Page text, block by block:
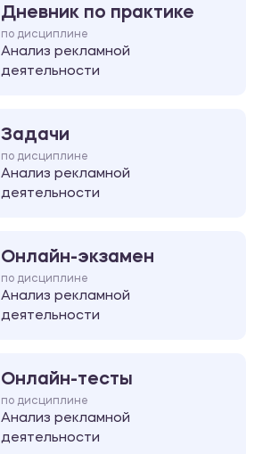
Дневник по практике
по дисциплине
Анализ рекламной
деятельности
Задачи
по дисциплине
Анализ рекламной
деятельности
Онлайн-экзамен
по дисциплине
Анализ рекламной
деятельности
Онлайн-тесты
по дисциплине
Анализ рекламной
деятельности